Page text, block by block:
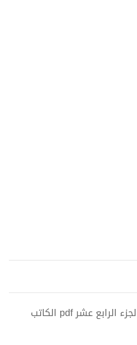
تحميل كتاب مناحي قضائية - الجزء الرابع عشر pdf الكاتب